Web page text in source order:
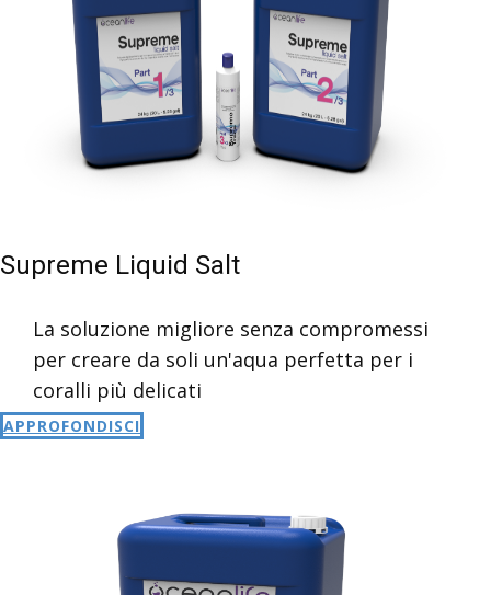
Supreme Liquid Salt
La soluzione migliore senza compromessi
per creare da soli un'aqua perfetta per i
coralli più delicati
APPROFONDISCI